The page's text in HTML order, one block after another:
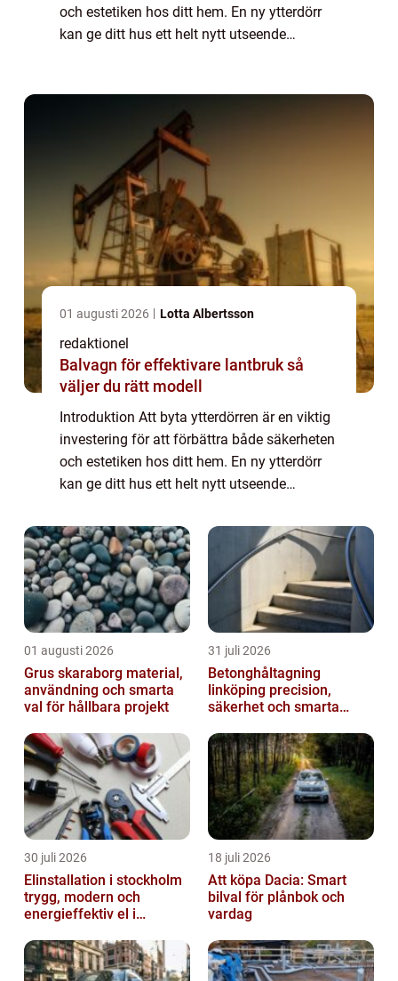
och estetiken hos ditt hem. En ny ytterdörr
kan ge ditt hus ett helt nytt utseende
01 augusti 2026 Lotta Albertsson
redaktionel
Balvagn för effektivare lantbruk så
väljer du rätt modell
Introduktion Att byta ytterdörren är en viktig
investering för att förbättra både säkerheten
och estetiken hos ditt hem. En ny ytterdörr
kan ge ditt hus ett helt nytt utseende
inbrott och förbättrar energieffekt...
01 augusti 2026
Grus skaraborg material,
användning och smarta
val för hållbara projekt
31 juli 2026
Betonghåltagning
linköping precision,
säkerhet och smarta
30 juli 2026
Elinstallation i stockholm
trygg, modern och
energieffektiv el i
18 juli 2026
Att köpa Dacia: Smart
bilval för plånbok och
vardag